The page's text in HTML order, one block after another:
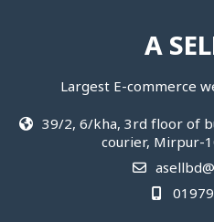
A
Largest E-commerce
39/2, 6/kha, 3rd floor of
courier, Mirpur-